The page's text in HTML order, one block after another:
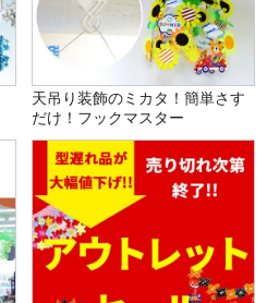
天吊り装飾のミカタ！簡単さす
だけ！フックマスター